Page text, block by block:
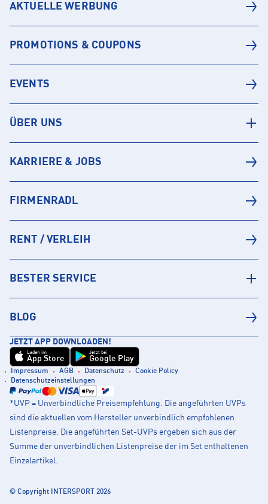
AKTUELLE WERBUNG
PROMOTIONS & COUPONS
EVENTS
ÜBER UNS
KARRIERE & JOBS
FIRMENRADL
RENT / VERLEIH
BESTER SERVICE
BLOG
JETZT APP DOWNLOADEN!
Laden im
App Store
Jetzt bei
Google Play
Impressum AGB Datenschutz
Cookie Policy
Datenschutzeinstellungen
*UVP = Unverbindliche Preisempfehlung. Die angeführten UVPs
sind die aktuellen vom Hersteller unverbindlich empfohlenen
Listenpreise. Die angeführten Set-UVPs ergeben sich aus der
Summe der unverbindlichen Listenpreise der im Set enthaltenen
Einzelartikel.
© Copyright INTERSPORT 2026